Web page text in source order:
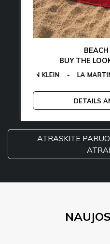
EGON VON FURSTENBERG
BUY THE
- LA MARTINA -
DETAILS
ATRASKITE